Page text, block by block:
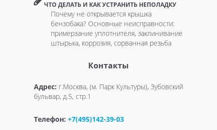
ЧТО ДЕЛАТЬ И КАК УСТРАНИТЬ НЕПОЛАДКУ
Почему не открывается крышка
бензобака? Основные неисправности:
примерзание уплотнителя, заклинивание
штырька, коррозия, сорванная резьба
Контакты
Адрес: г.Москва, (м. Парк Культуры), Зубовский
бульвар, д.5, стр.1
Телефон: +7(495)142-39-03